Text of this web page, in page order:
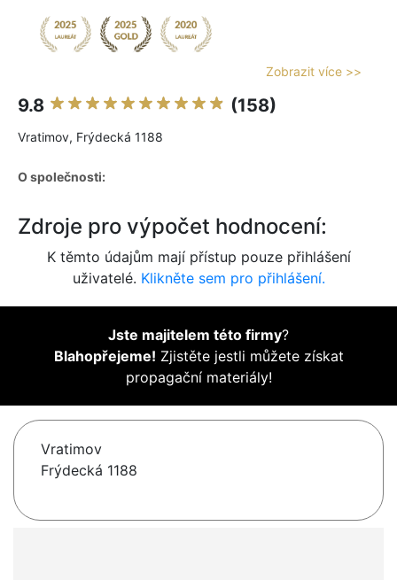
Zobrazit více >>
9.8 (158)
Vratimov, Frýdecká 1188
O společnosti:
Zdroje pro výpočet hodnocení:
K těmto údajům mají přístup pouze přihlášení
uživatelé. Klikněte sem pro přihlášení.
Jste majitelem této firmy?
Blahopřejeme! Zjistěte jestli můžete získat
propagační materiály!
Vratimov
Frýdecká 1188